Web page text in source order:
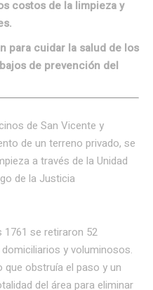
costos de la limpieza y
para cuidar la salud de los
de prevención del
de San Vicente y
de un terreno privado, se
a través de la Unidad
de la Justicia
1761 se retiraron 52
y voluminosos.
obstruía el paso y un
del área para eliminar